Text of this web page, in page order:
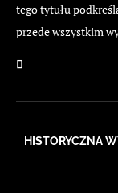
tego tytułu
przede wszystkim
HISTORYCZNA